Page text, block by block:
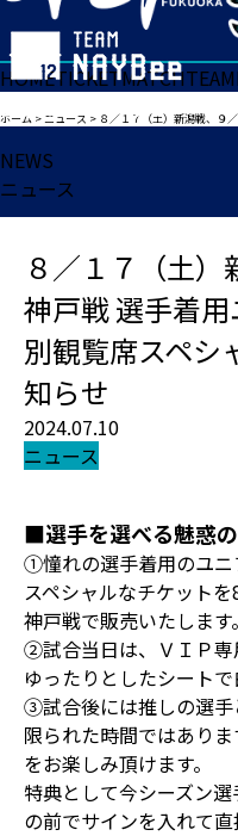
HOMETICKETMATCHTEAM
ホーム >ニュース > ８／１７（土）新潟戦、９／１（日
NEWS
ニュース
８／１７（土）
神戸戦 選手着
別観覧席スペシ
知らせ
2024.07.10
ニュース
■選手を選べる魅惑
①憧れの選手着用のユニ
スペシャルなチケット
神戸戦で販売いたします。
②試合当日は、ＶＩＰ専
ゆったりとしたシート
③試合後には推しの選手
限られた時間ではあり
をお楽しみ頂けます。
特典として今シーズン
の前でサインを入れて直